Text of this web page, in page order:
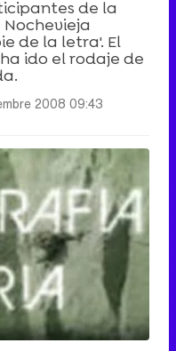
de la
de la letra'. El
ido el rodaje de
2008 09:43